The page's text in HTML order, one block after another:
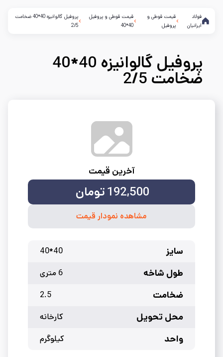
فولاد
ایرانیان
قیمت قوطی و
پروفیل
قیمت قوطی و پروفیل
40*40
پروفیل گالوانیزه 40*40 ضخامت
2/5
پروفیل گالوانیزه 40*40
ضخامت 2/5
آخرین قیمت
192,500تومان
مشاهده نمودار قیمت
سایز 40*40
طول شاخه 6 متری
ضخامت 2.5
محل تحویل کارخانه
واحد کیلوگرم